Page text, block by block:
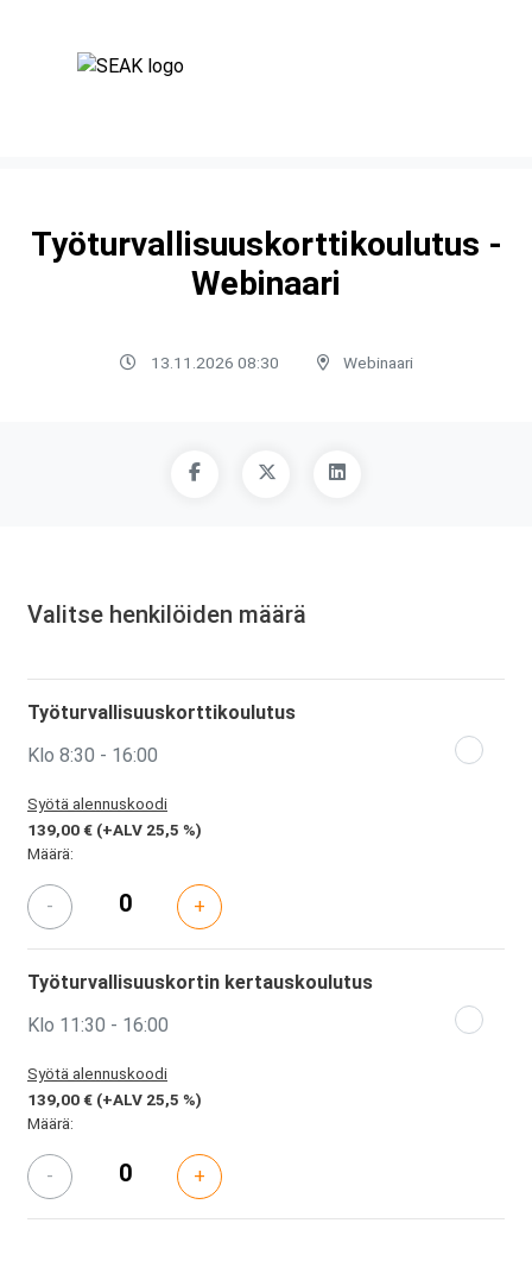
Työturvallisuuskorttikoulutus -
Webinaari
13.11.2026 08:30 Webinaari
Valitse henkilöiden määrä
Työturvallisuuskorttikoulutus
Klo 8:30 - 16:00
Syötä alennuskoodi
139,00 € (+ALV 25,5 %)
Määrä:
- +
Työturvallisuuskortin kertauskoulutus
Klo 11:30 - 16:00
Syötä alennuskoodi
139,00 € (+ALV 25,5 %)
Määrä:
- +